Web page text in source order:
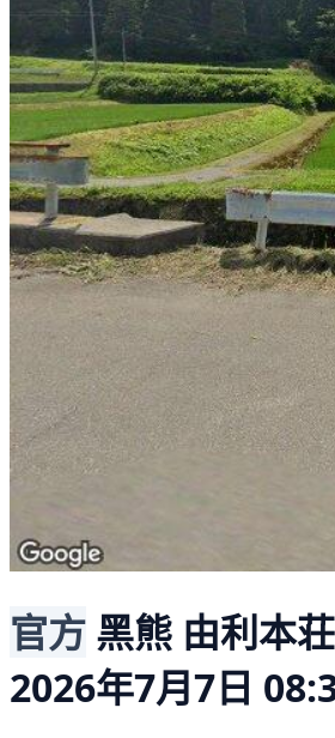
官方 黑熊 由利本
2026年7月7日